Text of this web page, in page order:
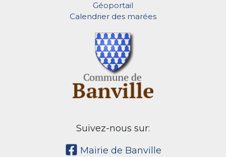
Géoportail
Calendrier des marées
Suivez-nous sur:
Mairie de Banville